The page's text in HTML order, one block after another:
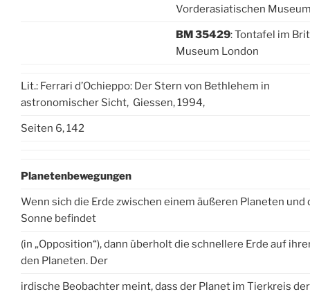
Vorderasiatischen
BM 35429: Tontafel im
Museum London
Lit.: Ferrari d’Ochieppo: Der Stern von Bethlehem in
astronomischer Sicht, Giessen, 1994,
Seiten 6, 142
Planetenbewegungen
Wenn sich die Erde zwischen einem äußeren Planeten und
Sonne befindet
(in „Opposition“), dann überholt die schnellere Erde auf
den Planeten. Der
irdische Beobachter meint, dass der Planet im Tierkreis der